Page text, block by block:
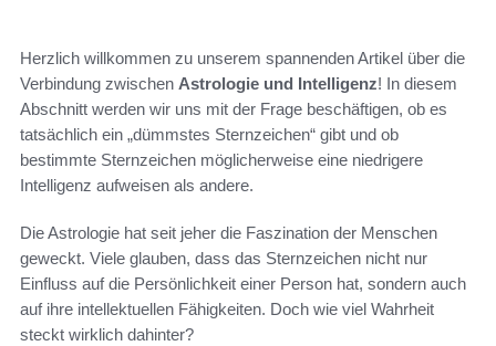
Herzlich willkommen zu unserem spannenden Artikel über die
Verbindung zwischen Astrologie und Intelligenz! In diesem
Abschnitt werden wir uns mit der Frage beschäftigen, ob es
tatsächlich ein „dümmstes Sternzeichen“ gibt und ob
bestimmte Sternzeichen möglicherweise eine niedrigere
Intelligenz aufweisen als andere.
Die Astrologie hat seit jeher die Faszination der Menschen
geweckt. Viele glauben, dass das Sternzeichen nicht nur
Einfluss auf die Persönlichkeit einer Person hat, sondern auch
auf ihre intellektuellen Fähigkeiten. Doch wie viel Wahrheit
steckt wirklich dahinter?